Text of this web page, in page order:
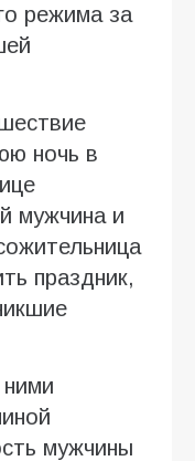
режима за
ночь в
мужчина и
праздник,
мужчины